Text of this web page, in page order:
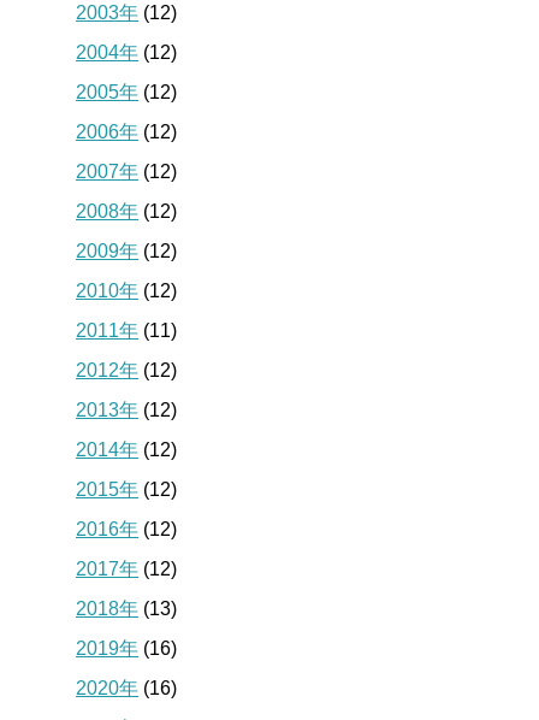
2003年 (12)
2004年 (12)
2005年 (12)
2006年 (12)
2007年 (12)
2008年 (12)
2009年 (12)
2010年 (12)
2011年 (11)
2012年 (12)
2013年 (12)
2014年 (12)
2015年 (12)
2016年 (12)
2017年 (12)
2018年 (13)
2019年 (16)
2020年 (16)